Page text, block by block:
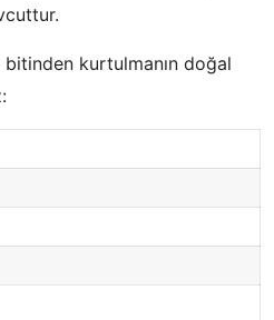
kurtulmanın doğal